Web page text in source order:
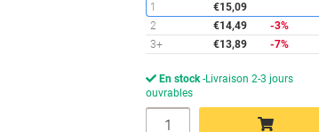
1
€15,09
2
€14,49
-3%
3+
€13,89 -7%
En stock Livraison 2-3 jours
ouvrables
Quantité